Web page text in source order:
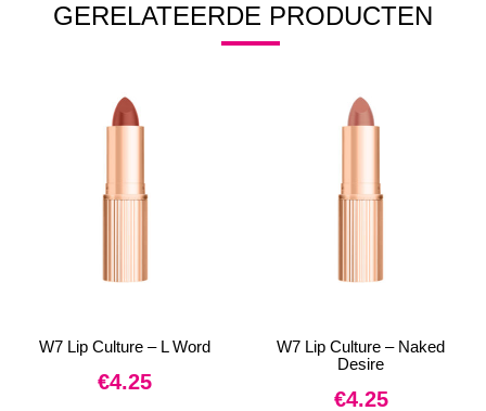
GERELATEERDE PRODUCTEN
W7 Lip Culture – L Word
€4.25
W7 Lip Culture – Naked
Desire
€4.25